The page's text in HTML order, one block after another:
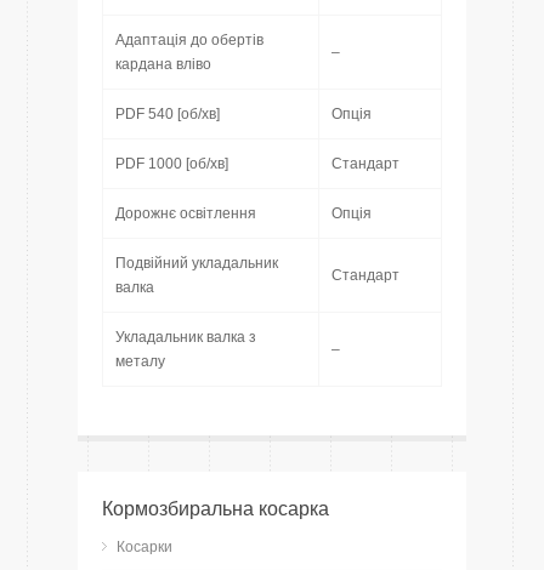
Адаптація до обертів
кардана вліво
–
PDF 540 [об/хв] Опція
PDF 1000 [об/хв] Стандарт
Дорожнє освітлення Опція
Подвійний укладальник
валка
Стандарт
Укладальник валка з
металу
–
Кормозбиральна косарка
Косарки